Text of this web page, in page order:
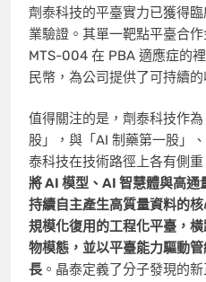
劑泰科技的平臺實力已獲得
業驗證。其單一靶點平臺合
MTS-004 在 PBA 適應症的
民幣，為公司提供了可持續
值得關注的是，劑泰科技作
股」，與「AI 制藥第一股」
泰科技在技術路徑上各有側
將 AI 模型、AI 智慧體與高
持續自主產生高質量資料的
規模化復用的工程化平臺，
物模態，並以平臺能力驅動
長 。晶泰定義了分子發現的